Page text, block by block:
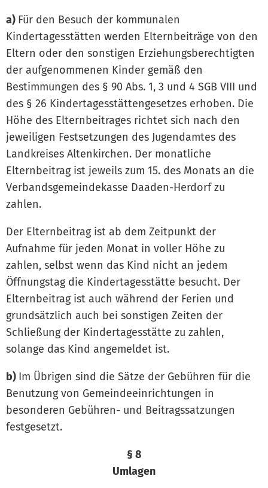
a) Für den Besuch der kommunalen
Kindertagesstätten werden Elternbeiträge von den
Eltern oder den sonstigen Erziehungsberechtigten
der aufgenommenen Kinder gemäß den
Bestimmungen des § 90 Abs. 1, 3 und 4 SGB VIII und
des § 26 Kindertagesstättengesetzes erhoben. Die
Höhe des Elternbeitrages richtet sich nach den
jeweiligen Festsetzungen des Jugendamtes des
Landkreises Altenkirchen. Der monatliche
Elternbeitrag ist jeweils zum 15. des Monats an die
Verbandsgemeindekasse Daaden-Herdorf zu
zahlen.
Der Elternbeitrag ist ab dem Zeitpunkt der
Aufnahme für jeden Monat in voller Höhe zu
zahlen, selbst wenn das Kind nicht an jedem
Öffnungstag die Kindertagesstätte besucht. Der
Elternbeitrag ist auch während der Ferien und
grundsätzlich auch bei sonstigen Zeiten der
Schließung der Kindertagesstätte zu zahlen,
solange das Kind angemeldet ist.
b) Im Übrigen sind die Sätze der Gebühren für die
Benutzung von Gemeindeeinrichtungen in
besonderen Gebühren- und Beitragssatzungen
festgesetzt.
§ 8
Umlagen